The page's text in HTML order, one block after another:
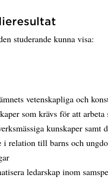
studerande kunna visa:
vetenskapliga och
som krävs för att
kunskaper
i relation till barns och
ledarskap inom